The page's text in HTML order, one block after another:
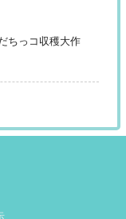
ちっコ収穫大作